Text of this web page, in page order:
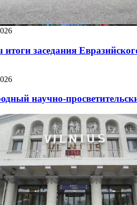
заседания
научно-